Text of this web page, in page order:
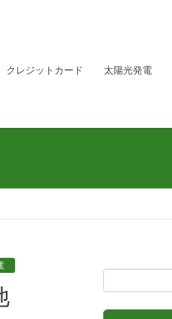
クレジットカード 太陽光発電